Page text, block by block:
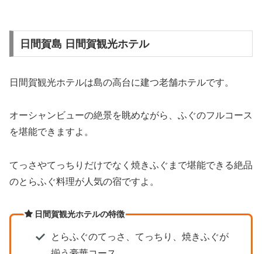
日間賀島 日間賀観光ホテル
日間賀観光ホテルは島の高台に建つ老舗ホテルです。
オーシャンビューの絶景を眺めながら、ふぐのフルコース
を堪能できますよ。
てっさやてっちりだけでなく焼きふぐまで堪能できる絶品
のとらふぐ料理が人気の宿ですよ。
日間賀観光ホテルの特徴
とらふぐのてっさ、てっちり、焼きふぐが